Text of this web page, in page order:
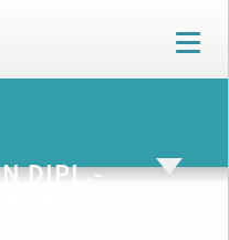
T
o
g
n
DIPL.-